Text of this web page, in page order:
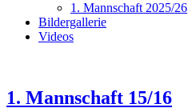
1. Mannschaft 2025/26
Bildergallerie
Videos
1. Mannschaft 15/16